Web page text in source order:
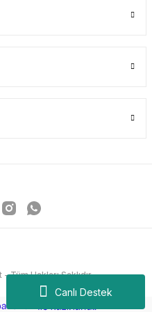
Canlı Destek
Hakları Saklıdır.